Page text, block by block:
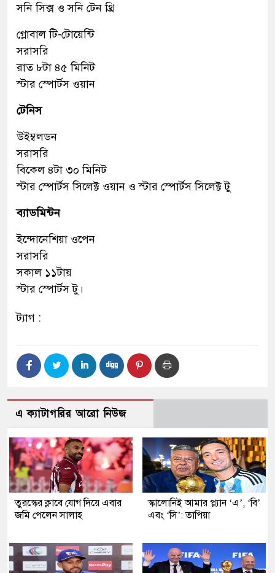
সনি সিক্স ও সনি টেন থ্রি
গ্লোবাল টি-টোয়েন্টি
সরাসরি
রাত ৮টা ৪৫ মিনিট
স্টার স্পোর্টস ওয়ান
টেনিস
উইম্বলডন
সরাসরি
বিকেল ৪টা ৩০ মিনিট
স্টার স্পোর্টস সিলেক্ট ওয়ান ও স্টার স্পোর্টস সিলেক্ট টু
ব্যাডমিন্টন
ইন্দোনেশিয়া ওপেন
সরাসরি
সকাল ১১টায়
স্টার স্পোর্টস টু।
ট্যাগ :
এ ক্যাটাগরির আরো নিউজ
তুরস্কের ক্লাবে যোগ দিয়ে এবার
জমি পেলেন সালাহ
স্কালোনিই আমার প্ল্যান ‘এ’, ‘বি’
এবং ‘সি’: তাপিয়া